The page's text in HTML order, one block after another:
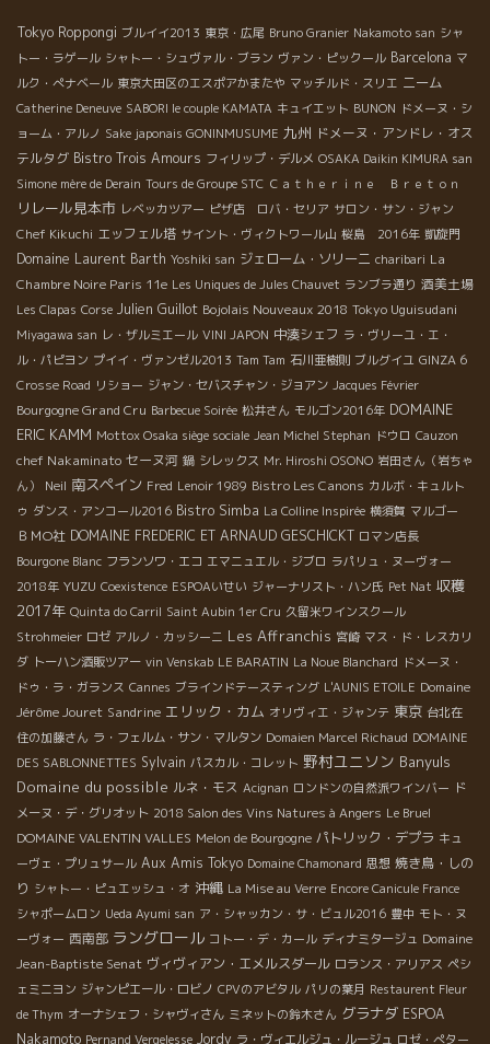
Tokyo Roppongi ブルイイ2013 東京・広尾 Bruno Granier Nakamoto san シャ
トー・ラゲール シャトー・シュヴァル・ブラン ヴァン・ピックール Barcelona マ
ルク・ぺナベール 東京大田区のエスポアかまたや マッチルド・スリエ ニーム
Catherine Deneuve SABORI le couple KAMATA キュイエット BUNON ドメーヌ・シ
ョーム・アルノ Sake japonais GONINMUSUME 九州 ドメーヌ・アンドレ・オス
テルタグ Bistro Trois Amours フィリップ・デルメ OSAKA Daikin KIMURA san
Simone mère de Derain Tours de Groupe STC Ｃａｔｈｅｒｉｎｅ Ｂｒｅｔｏｎ
リレール見本市 レベッカツアー ピザ店 ロバ・セリア サロン・サン・ジャン
Chef Kikuchi エッフェル塔 サイント・ヴィクトワール山 桜島 2016年 凱旋門
Domaine Laurent Barth Yoshiki san ジェローム・ソリーニ charibari La
Chambre Noire Paris 11e Les Uniques de Jules Chauvet ランブラ通り 酒美土場
Les Clapas Corse Julien Guillot Bojolais Nouveaux 2018 Tokyo Uguisudani
Miyagawa san レ・ザルミエール VINI JAPON 中湊シェフ ラ・ヴリーユ・エ・
ル・パピヨン プイイ・ヴァンゼル2013 Tam Tam 石川亜樹則 ブルグイユ GINZA 6
Crosse Road リショー ジャン・セバスチャン・ジョアン Jacques Février
Bourgogne Grand Cru Barbecue Soirée 松井さん モルゴン2016年 DOMAINE
ERIC KAMM Mottox Osaka siège sociale Jean Michel Stephan ドウロ Cauzon
chef Nakaminato セーヌ河 鍋 シレックス Mr. Hiroshi OSONO 岩田さん（岩ちゃ
ん）
Neil 南スペイン Fred Lenoir 1989 Bistro Les Canons カルボ・キュルト
ゥ ダンス・アンコール2016 Bistro Simba La Colline Inspirée 横須賀 マルゴー
ＢＭО社 DOMAINE FREDERIC ET ARNAUD GESCHICKT ロマン店長
Bourgone Blanc フランソワ・エコ エマニュエル・ジブロ ラパリュ・ヌーヴォー
2018年 YUZU Coexistence ESPOAいせい ジャーナリスト・ハン氏 Pet Nat 収穫
2017年 Quinta do Carril Saint Aubin 1er Cru 久留米ワインスクール
Strohmeier ロゼ アルノ・カッシーニ Les Affranchis 宮崎 マス・ド・レスカリ
ダ トーハン酒販ツアー vin Venskab LE BARATIN La Noue Blanchard ドメーヌ・
ドゥ・ラ・ガランス Cannes ブラインドテースティング L'AUNIS ETOILE Domaine
Jérôme Jouret Sandrine エリック・カム オリヴィエ・ジャンテ 東京 台北在
住の加藤さん ラ・フェルム・サン・マルタン Domaien Marcel Richaud DOMAINE
DES SABLONNETTES Sylvain パスカル・コレット 野村ユニソン Banyuls
Domaine du possible ルネ・モス Acignan ロンドンの自然派ワインバー ド
メーヌ・デ・グリオット 2018 Salon des Vins Natures à Angers Le Bruel
DOMAINE VALENTIN VALLES Melon de Bourgogne パトリック・デプラ キュ
ーヴェ・プリュサール Aux Amis Tokyo Domaine Chamonard 思想 焼き鳥・しの
り シャトー・ピュエッシュ・オ 沖縄 La Mise au Verre Encore Canicule France
シャポームロン Ueda Ayumi san ア・シャッカン・サ・ビュル2016 豊中 モト・ヌ
ーヴォー 西南部 ラングロール コトー・デ・カール ディナミタージュ Domaine
Jean-Baptiste Senat ヴィヴィアン・エメルスダール ロランス・アリアス ペシ
ェミニヨン ジャンピエール・ロビノ CPVのアビタル パリの葉月 Restaurent Fleur
de Thym オーナシェフ・シャヴィさん ミネットの鈴木さん グラナダ ESPOA
Nakamoto Pernand Vergelesse Jordy ラ・ヴィエルジュ・ルージュ ロゼ・ぺター